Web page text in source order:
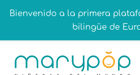
Bienvenido a la primera
bilingüe de